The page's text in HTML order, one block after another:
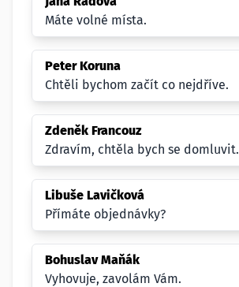
Máte volné místa.
Peter Koruna
Chtěli bychom začít co nejdříve.
Zdeněk Francouz
Zdravím, chtěla bych se domluvit.
Libuše Lavičková
Přímáte objednávky?
Bohuslav Maňák
Vyhovuje, zavolám Vám.